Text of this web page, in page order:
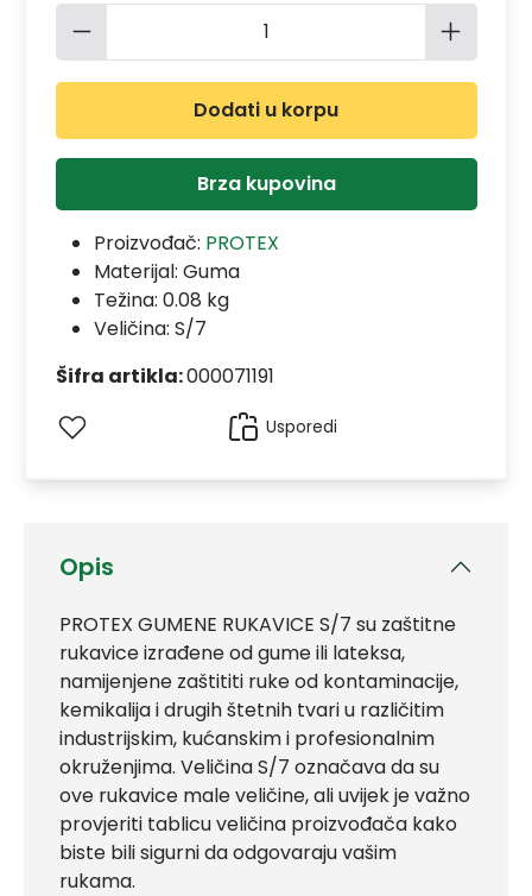
Opis
PROTEX GUMENE RUKAVICE S/7 su zaštitne
rukavice izrađene od gume ili lateksa,
namijenjene zaštititi ruke od kontaminacije,
kemikalija i drugih štetnih tvari u različitim
industrijskim, kućanskim i profesionalnim
okruženjima. Veličina S/7 označava da su
ove rukavice male veličine, ali uvijek je važno
provjeriti tablicu veličina proizvođača kako
biste bili sigurni da odgovaraju vašim
rukama.
Količina proizvoda: Unesite
Dodati u korpu
Brza kupovina
Proizvođač: PROTEX
Materijal: Guma
Težina: 0.08 kg
Veličina: S/7
Šifra artikla:000071191
Usporedi